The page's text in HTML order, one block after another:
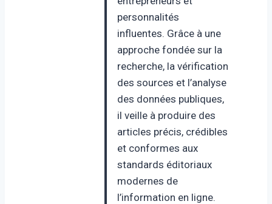
personnalités
influentes. Grâce à une
approche fondée sur la
recherche, la vérification
des sources et l’analyse
des données publiques,
il veille à produire des
articles précis, crédibles
et conformes aux
standards éditoriaux
modernes de
l’information en ligne.